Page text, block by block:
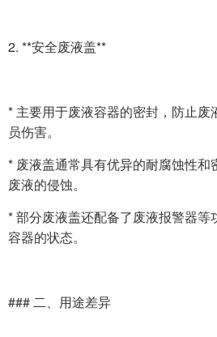
2. **安全废液盖**
* 主要用于废液容器的密封，防止废
员伤害。
* 废液盖通常具有优异的耐腐蚀性和
废液的侵蚀。
* 部分废液盖还配备了废液报警器等
容器的状态。
### 二、用途差异